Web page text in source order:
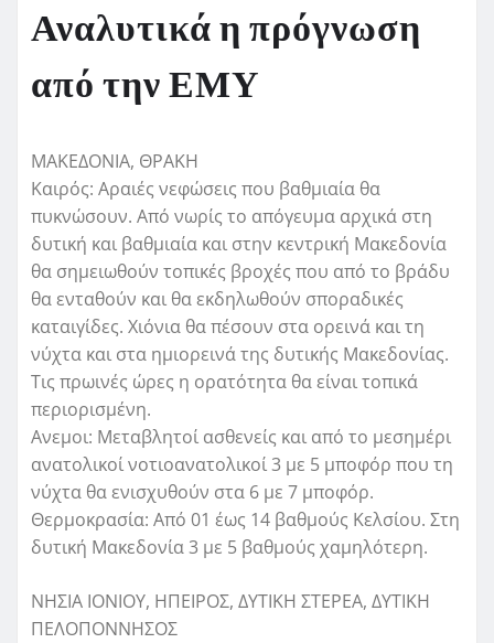
Αναλυτικά η πρόγνωση
από την ΕΜΥ
ΜΑΚΕΔΟΝΙΑ, ΘΡΑΚΗ
Καιρός: Αραιές νεφώσεις που βαθμιαία θα
πυκνώσουν. Από νωρίς το απόγευμα αρχικά στη
δυτική και βαθμιαία και στην κεντρική Μακεδονία
θα σημειωθούν τοπικές βροχές που από το βράδυ
θα ενταθούν και θα εκδηλωθούν σποραδικές
καταιγίδες. Χιόνια θα πέσουν στα ορεινά και τη
νύχτα και στα ημιορεινά της δυτικής Μακεδονίας.
Τις πρωινές ώρες η ορατότητα θα είναι τοπικά
περιορισμένη.
Ανεμοι: Μεταβλητοί ασθενείς και από το μεσημέρι
ανατολικοί νοτιοανατολικοί 3 με 5 μποφόρ που τη
νύχτα θα ενισχυθούν στα 6 με 7 μποφόρ.
Θερμοκρασία: Από 01 έως 14 βαθμούς Κελσίου. Στη
δυτική Μακεδονία 3 με 5 βαθμούς χαμηλότερη.
ΝΗΣΙΑ ΙΟΝΙΟΥ, ΗΠΕΙΡΟΣ, ΔΥΤΙΚΗ ΣΤΕΡΕΑ, ΔΥΤΙΚΗ
ΠΕΛΟΠΟΝΝΗΣΟΣ